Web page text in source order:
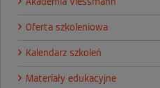
Oferta szkoleniowa
Kalendarz szkoleń
Materiały edukacyjne